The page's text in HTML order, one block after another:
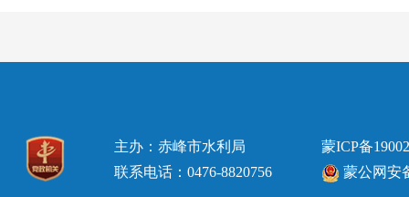
主办：赤峰市水利局
联系电话：0476-8820756
蒙ICP备
蒙公网安